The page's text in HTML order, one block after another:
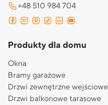
+48 510 984 704
Produkty dla domu
Okna
Bramy garażowe
Drzwi zewnętrzne wejściowe
Drzwi balkonowe tarasowe